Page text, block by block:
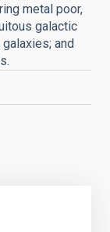
metal poor,
galactic
and